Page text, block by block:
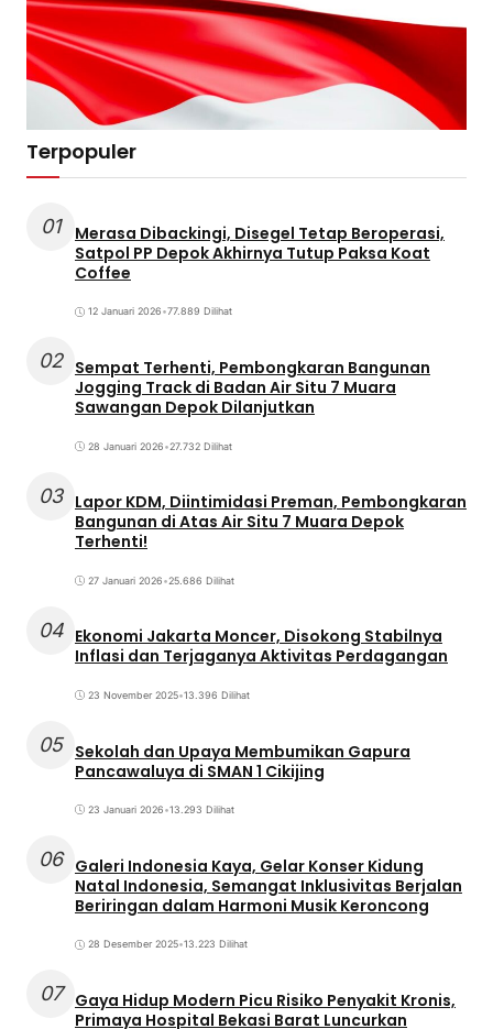
Terpopuler
01
Merasa Dibackingi, Disegel Tetap Beroperasi,
Satpol PP Depok Akhirnya Tutup Paksa Koat
Coffee
12 Januari 2026•77.889 Dilihat
02 Sempat Terhenti, Pembongkaran Bangunan
Jogging Track di Badan Air Situ 7 Muara
Sawangan Depok Dilanjutkan
28 Januari 2026•27.732 Dilihat
03 Lapor KDM, Diintimidasi Preman, Pembongkaran
Bangunan di Atas Air Situ 7 Muara Depok
Terhenti!
27 Januari 2026•25.686 Dilihat
04 Ekonomi Jakarta Moncer, Disokong Stabilnya
Inflasi dan Terjaganya Aktivitas Perdagangan
23 November 2025•13.396 Dilihat
05 Sekolah dan Upaya Membumikan Gapura
Pancawaluya di SMAN 1 Cikijing
23 Januari 2026•13.293 Dilihat
06 Galeri Indonesia Kaya, Gelar Konser Kidung
Natal Indonesia, Semangat Inklusivitas Berjalan
Beriringan dalam Harmoni Musik Keroncong
28 Desember 2025•13.223 Dilihat
07
Gaya Hidup Modern Picu Risiko Penyakit Kronis,
Primaya Hospital Bekasi Barat Luncurkan